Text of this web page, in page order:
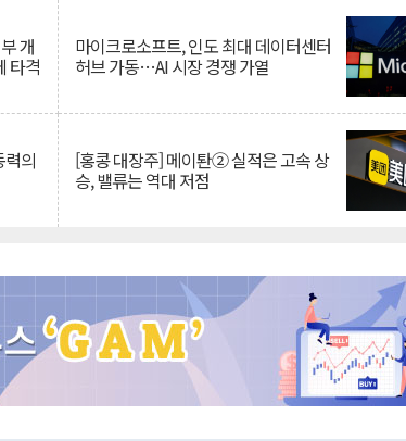
개
타격
마이크로소프트, 인도 최대 데이터센터
허브 가동…AI 시장 경쟁 가열
의 [홍콩 대장주] 메이퇀② 실적은 고속 상
승, 밸류는 역대 저점